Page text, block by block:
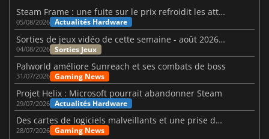
Steam Frame : une fuite sur le prix refroidit les attentes VR
05/08/2026 Actualités Hardware
Sorties de jeux vidéo de cette semaine - août 2026 (semaine 32)
04/08/2026 Sorties Jeux
Palworld améliore Sunreach et ses combats de boss
31/07/2026 Gaming News
Projet Helix : Microsoft pourrait abandonner Steam
29/07/2026 Actualités Hardware
Des cartes de logiciels malveillants et une prise de contrôle de Discord ont touché Meccha Chameleon
28/07/2026 Gaming News